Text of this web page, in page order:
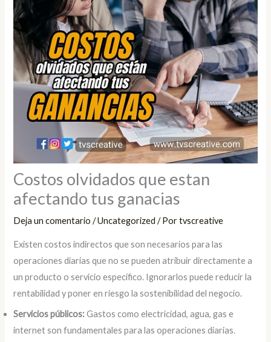
Costos olvidados que estan
afectando tus ganacias
Deja un comentario /Uncategorized / Portvscreative
Existen costos indirectos que son necesarios para las
operaciones diarias que no se pueden atribuir directamente a
un producto o servicio específico. Ignorarlos puede reducir la
rentabilidad y poner en riesgo la sostenibilidad del negocio.
Servicios públicos:Gastos como electricidad, agua, gas e
internet son fundamentales para las operaciones diarias.